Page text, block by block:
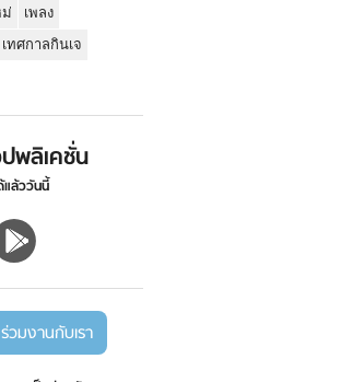
ม่
เพลง
เทศกาลกินเจ
พลิเคชั่น
แล้ววันนี้
ร่วมงานกับเรา